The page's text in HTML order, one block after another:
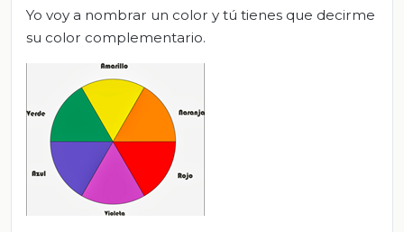
Yo voy a nombrar un color y tú tienes que decirme
su color complementario.